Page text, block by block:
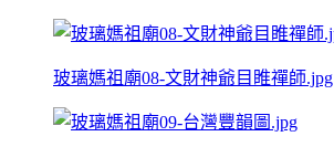
玻璃媽祖廟08-文財神爺目睢禪師.jpg